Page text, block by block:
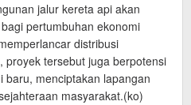
jalur kereta api akan
pertumbuhan ekonomi
distribusi
proyek tersebut juga berpotensi
baru, menciptakan lapangan
masyarakat.(ko)